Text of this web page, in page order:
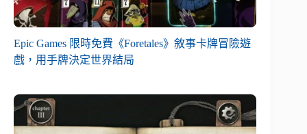
Epic Games 限時免費《Foretales》敘事卡牌冒險遊
戲，用手牌決定世界結局